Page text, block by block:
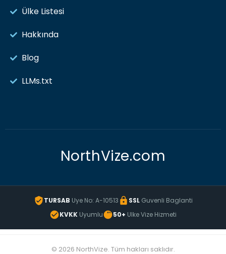
Ülke Listesi
Hakkında
Blog
LLMs.txt
NorthVize.com
TURSAB Uye No: A-10513 SSLGuvenli Baglanti
KVKK Uyumlu 50+ Ulke Vize Hizmeti
© 2026 NorthVize. Tüm hakları saklıdır.